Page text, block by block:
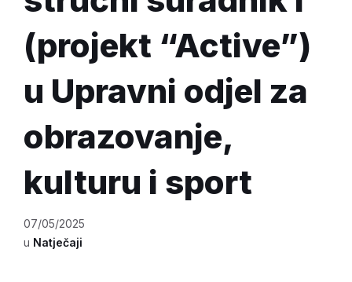
(projekt “Active”)
u Upravni odjel za
obrazovanje,
kulturu i sport
07/05/2025
u Natječaji